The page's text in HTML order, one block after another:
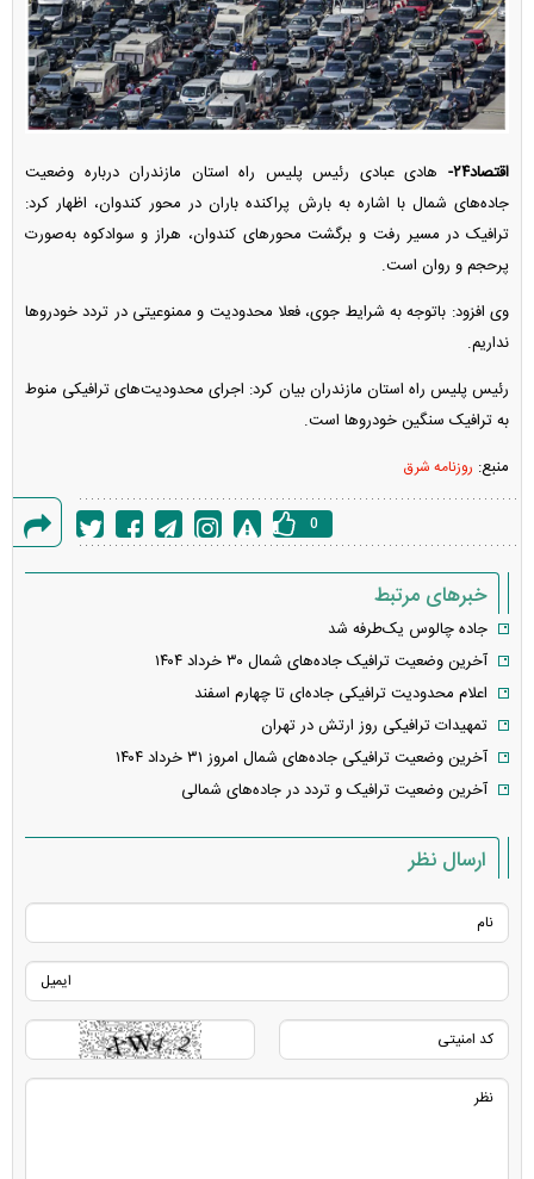
اقتصاد۲۴-
هادی عبادی رئیس پلیس راه استان مازندران درباره وضعیت
جاده‌های شمال با اشاره به بارش پراکنده باران در محور کندوان، اظهار کرد:
ترافیک در مسیر رفت و برگشت محور‌های کندوان، هراز و سوادکوه به‌صورت
پرحجم و روان است.
وی افزود: باتوجه به شرایط جوی، فعلا محدودیت و ممنوعیتی در تردد خودرو‌ها
نداریم.
رئیس پلیس راه استان مازندران بیان کرد: اجرای محدودیت‌های ترافیکی منوط
به ترافیک سنگین خودرو‌ها است.
منبع: روزنامه شرق
0
خبرهای مرتبط
جاده چالوس یک‌طرفه شد
آخرین وضعیت ترافیک جاده‌های شمال ۳۰ خرداد ۱۴۰۴
اعلام محدودیت ترافیکی جاده‌ای تا چهارم اسفند
تمهیدات ترافیکی روز ارتش در تهران
آخرین وضعیت ترافیکی جاده‌های شمال امروز ۳۱ خرداد ۱۴۰۴
آخرین وضعیت ترافیک و تردد در جاده‌های شمالی
ارسال نظر